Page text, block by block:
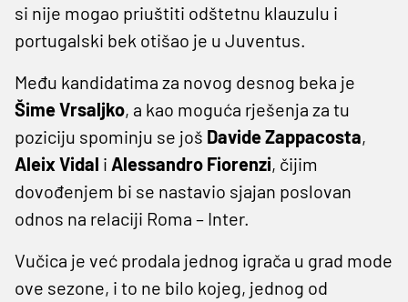
si nije mogao priuštiti odštetnu klauzulu i
portugalski bek otišao je u Juventus.
Među kandidatima za novog desnog beka je
Šime Vrsaljko, a kao moguća rješenja za tu
poziciju spominju se još Davide Zappacosta,
Aleix Vidal i Alessandro Fiorenzi, čijim
dovođenjem bi se nastavio sjajan poslovan
odnos na relaciji Roma – Inter.
Vučica je već prodala jednog igrača u grad mode
ove sezone, i to ne bilo kojeg, jednog od